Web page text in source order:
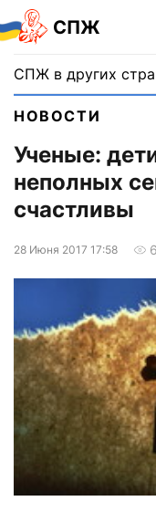
СПЖ
СПЖ в других
НОВОСТИ
Ученые:
неполных
счастливы
28 Июня 2017 17:58